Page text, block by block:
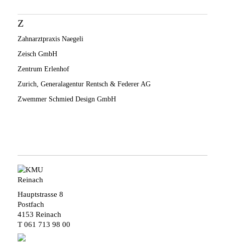
Z
Zahnarztpraxis Naegeli
Zeisch GmbH
Zentrum Erlenhof
Zurich, Generalagentur Rentsch & Federer AG
Zwemmer Schmied Design GmbH
Hauptstrasse 8
Postfach
4153 Reinach
T 061 713 98 00